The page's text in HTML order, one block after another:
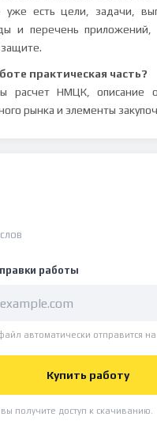
уже есть цели, задачи,
и перечень приложений,
практическая часть?
расчет НМЦК, описание
рынка и элементы
работы
автоматически отправится
Купить работу
получите доступ к скачиванию.